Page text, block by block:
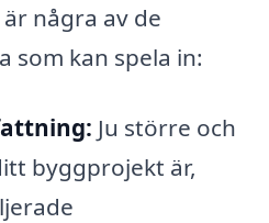
några av de
som kan spela in:
Ju större och
byggprojekt är,